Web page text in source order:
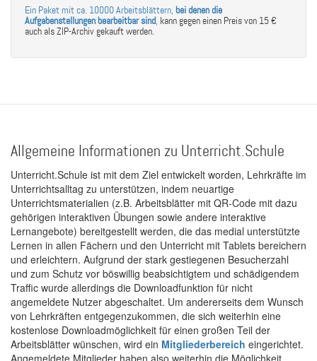
Ein Paket mit ca. 10000 Arbeitsblättern, bei denen die
Aufgabenstellungen bearbeitbar sind, kann gegen einen Preis von 15 €
auch als ZIP-Archiv gekauft werden.
Allgemeine Informationen zu Unterricht.Schule
Unterricht.Schule ist mit dem Ziel entwickelt worden, Lehrkräfte im
Unterrichtsalltag zu unterstützen, indem neuartige
Unterrichtsmaterialien (z.B. Arbeitsblätter mit QR-Code mit dazu
gehörigen interaktiven Übungen sowie andere interaktive
Lernangebote) bereitgestellt werden, die das medial unterstützte
Lernen in allen Fächern und den Unterricht mit Tablets bereichern
und erleichtern. Aufgrund der stark gestiegenen Besucherzahl
und zum Schutz vor böswillig beabsichtigtem und schädigendem
Traffic wurde allerdings die Downloadfunktion für nicht
angemeldete Nutzer abgeschaltet. Um andererseits dem Wunsch
von Lehrkräften entgegenzukommen, die sich weiterhin eine
kostenlose Downloadmöglichkeit für einen großen Teil der
Arbeitsblätter wünschen, wird ein Mitgliederbereich eingerichtet.
Angemeldete Mitglieder haben also weiterhin die Möglichkeit,